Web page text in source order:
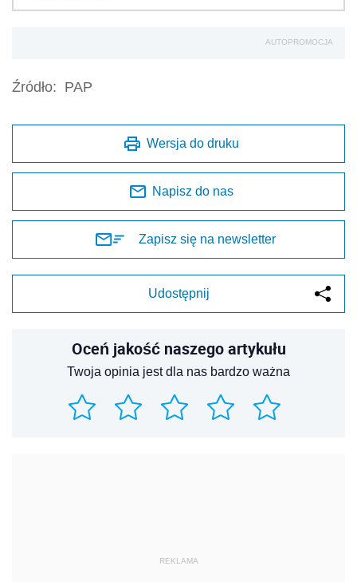
AUTOPROMOCJA
Źródło: PAP
Wersja do druku
Napisz do nas
Zapisz się na newsletter
Udostępnij
Oceń jakość naszego artykułu
Twoja opinia jest dla nas bardzo ważna
REKLAMA